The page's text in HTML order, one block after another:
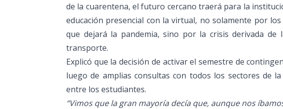
de la cuarentena, el futuro cercano traerá para la
educación presencial con la virtual, no solamente por
que dejará la pandemia, sino por la crisis derivada
transporte.
Explicó que la decisión de activar el semestre de
luego de amplias consultas con todos los sectores de
entre los estudiantes.
“Vimos que la gran mayoría decía que, aunque nos